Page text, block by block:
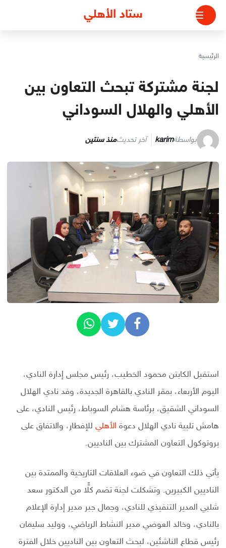
التجاوز
المحتوى
ستاد الأهلي
الرئيسية
لجنة مشتركة تبحث التعاون بين
الأهلي والهلال السوداني
بواسطةkarim آخر تحديثمنذ سنتين
استقبل الكابتن محمود الخطيب، رئيس مجلس إدارة النادي،
اليوم الأربعاء، بمقر النادي بالقاهرة الجديدة، وفد نادي الهلال
السوداني الشقيق، برئاسة هشام السوباط، رئيس النادي، على
هامش تلبية نادي الهلال دعوة الأهلي للإفطار، والاتفاق على
بروتوكول التعاون المشترك بين الناديين.
يأتي ذلك التعاون في ضوء العلاقات التاريخية والممتدة بين
‏الناديين الكبيرين. وتشكلت لجنة تضم كلًّا من الدكتور سعد
شلبي المدير التنفيذي للنادي، وجمال جبر مدير إدارة الإعلام
بالنادي، وخالد العوضي مدير النشاط الرياضي، ووليد سليمان
رئيس قطاع الناشئين، لبحث التعاون بين الناديين خلال الفترة